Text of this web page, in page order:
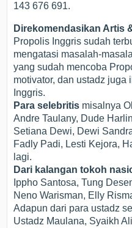
143 676 691.
Direkomendasikan Artis
Propolis Inggris sudah
mengatasi masalah-
yang sudah mencoba
motivator, dan ustadz
Inggris.
Para selebritis misalnya
Andre Taulany, Dude
Setiana Dewi, Dewi
Fadly Padi, Lesti Kejora,
lagi.
Dari kalangan tokoh
Ippho Santosa, Tung
Neno Warisman, Elly
Adapun dari para ustadz
Ustadz Maulana, Syaikh